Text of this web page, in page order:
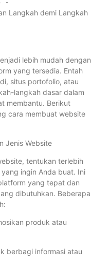
-
Langkah demi Langkah
lebih mudah dengan
yang tersedia. Entah
situs portofolio, atau
langkah dasar dalam
membantu. Berikut
cara membuat website
Jenis Website
tentukan terlebih
ingin Anda buat. Ini
yang tepat dan
dibutuhkan. Beberapa
produk atau
berbagi informasi atau